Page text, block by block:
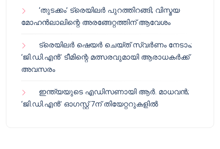
‘തുടക്കം’ ട്രെയിലർ പുറത്തിറങ്ങി; വിസ്മയ
മോഹൻലാലിന്റെ അരങ്ങേറ്റത്തിന് ആവേശം
ട്രെയിലർ ഷെയർ ചെയ്‌ത് സ്വർണം നേടാം;
‘ജി.ഡി.എൻ’ ടീമിന്റെ മത്സരവുമായി ആരാധകർക്ക്
അവസരം
ഇന്ത്യയുടെ എഡിസണായി ആർ. മാധവൻ;
‘ജി.ഡി.എൻ’ ഓഗസ്റ്റ് 7ന് തിയേറ്ററുകളിൽ